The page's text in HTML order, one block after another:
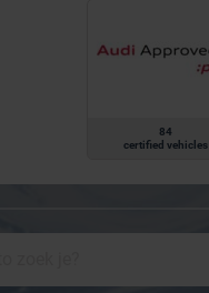
84
certified vehicles